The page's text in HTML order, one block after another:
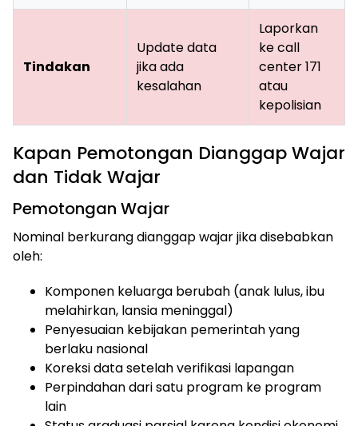
Tindakan
Update data
jika ada
kesalahan
Laporkan
ke call
center 171
atau
kepolisian
Kapan Pemotongan Dianggap Wajar
dan Tidak Wajar
Pemotongan Wajar
Nominal berkurang dianggap wajar jika disebabkan
oleh:
Komponen keluarga berubah (anak lulus, ibu
melahirkan, lansia meninggal)
Penyesuaian kebijakan pemerintah yang
berlaku nasional
Koreksi data setelah verifikasi lapangan
Perpindahan dari satu program ke program
lain